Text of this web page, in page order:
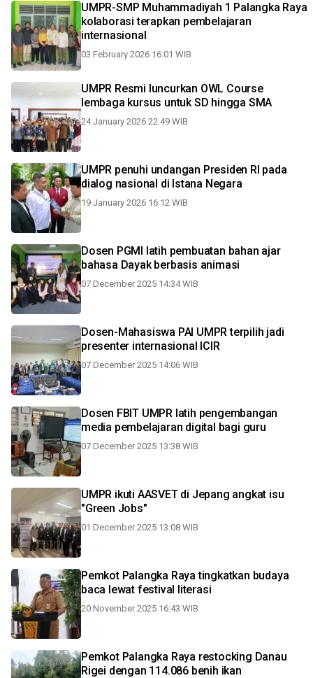
UMPR-SMP Muhammadiyah 1 Palangka Raya
kolaborasi terapkan pembelajaran
internasional
03 February 2026 16:01 WIB
UMPR Resmi luncurkan OWL Course
lembaga kursus untuk SD hingga SMA
24 January 2026 22:49 WIB
UMPR penuhi undangan Presiden RI pada
dialog nasional di Istana Negara
19 January 2026 16:12 WIB
Dosen PGMI latih pembuatan bahan ajar
bahasa Dayak berbasis animasi
07 December 2025 14:34 WIB
Dosen-Mahasiswa PAI UMPR terpilih jadi
presenter internasional ICIR
07 December 2025 14:06 WIB
Dosen FBIT UMPR latih pengembangan
media pembelajaran digital bagi guru
07 December 2025 13:38 WIB
UMPR ikuti AASVET di Jepang angkat isu
"Green Jobs"
01 December 2025 13:08 WIB
Pemkot Palangka Raya tingkatkan budaya
baca lewat festival literasi
20 November 2025 16:43 WIB
Pemkot Palangka Raya restocking Danau
Rigei dengan 114.086 benih ikan